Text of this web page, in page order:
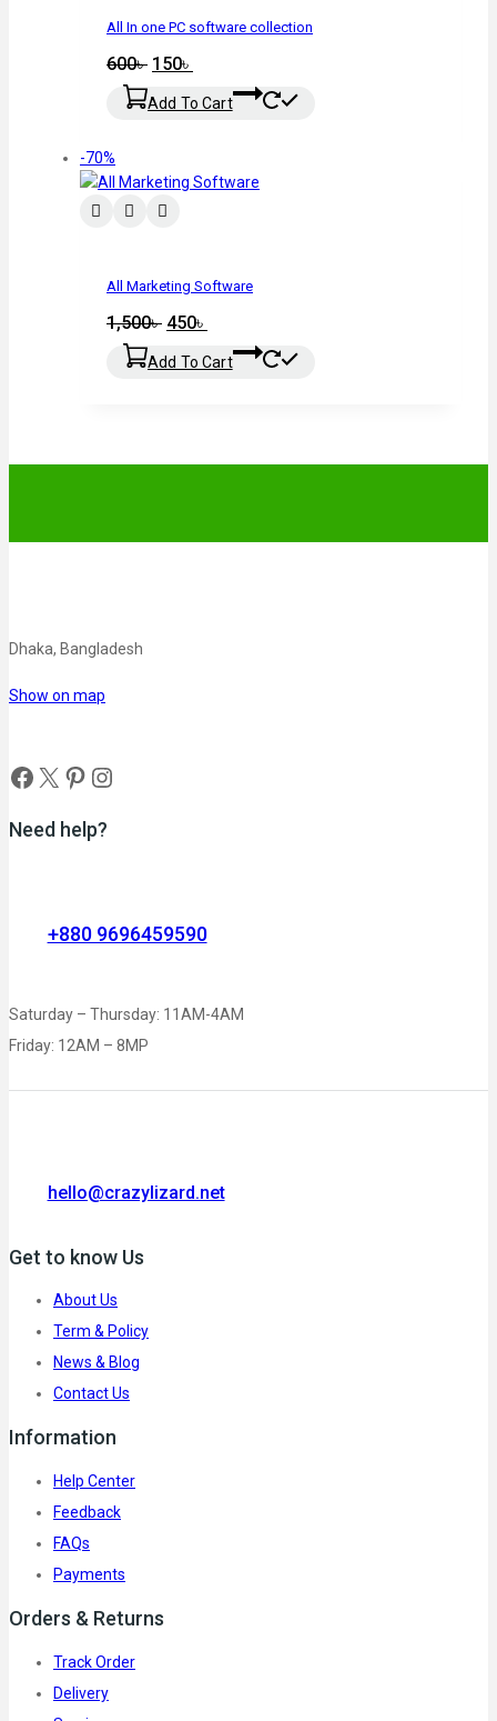
All In one PC software collection
600৳ 150৳
Add To Cart
-70%
All Marketing Software
1,500৳ 450৳
Add To Cart
Dhaka, Bangladesh
Show on map
Need help?
+880 9696459590
Saturday – Thursday: 11AM-4AM
Friday: 12AM – 8MP
hello@crazylizard.net
Get to know Us
About Us
Term & Policy
News & Blog
Contact Us
Information
Help Center
Feedback
FAQs
Payments
Orders & Returns
Track Order
Delivery